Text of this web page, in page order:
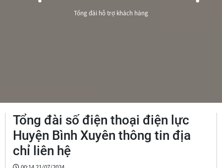
Tổng đài hỗ trợ khách hàng
Tổng đài số điện thoại điện lực
Huyện Bình Xuyên thông tin địa
chỉ liên hệ